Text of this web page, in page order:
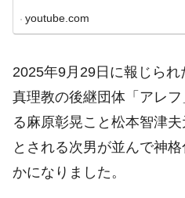
youtube.com
2025年9月29日に報じら
真理教の後継団体「アレ
る麻原彰晃こと松本智津
とされる次男が並んで神
かになりました。